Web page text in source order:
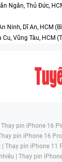
Ngân, Thủ Đức,
Ninh, Dĩ An, HCM
Cu, Vũng Tàu, HCM
Thay pin iPhone 16
pin iPhone 16
| Thay pin iPhone 11
| Thay pin